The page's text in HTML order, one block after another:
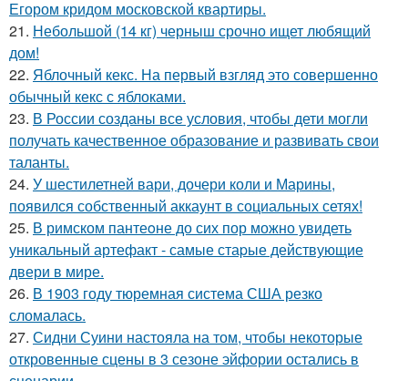
Егором кридом московской квартиры.
21. Небольшой (14 кг) черныш срочно ищет любящий
дом!
22. Яблочный кекс. На первый взгляд это совершенно
обычный кекс с яблоками.
23. В России созданы все условия, чтобы дети могли
получать качественное образование и развивать свои
таланты.
24. У шестилетней вари, дочери коли и Марины,
появился собственный аккаунт в социальных сетях!
25. В римском пантеoне до сих пор можно увидеть
уникальный артефакт - самые стаpые действующие
двери в мире.
26. В 1903 году тюремная система США резко
сломалась.
27. Сидни Суини настояла на том, чтобы некоторые
откровенные сцены в 3 сезоне эйфории остались в